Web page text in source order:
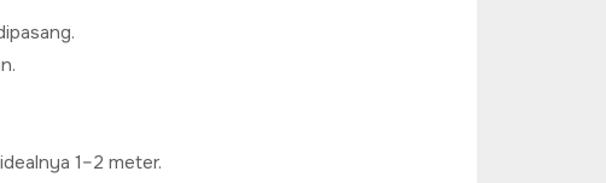
1–2 meter.